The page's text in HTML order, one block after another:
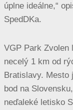
úplne ideálne,“
SpedDKa.
VGP Park Zvolen
necelý 1 km od
Bratislavy. Mesto
bod na
neďaleké letisko